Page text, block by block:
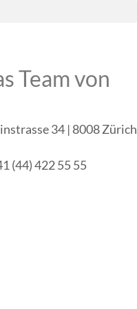
Team von
34 | 8008 Zürich
(44) 422 55 55